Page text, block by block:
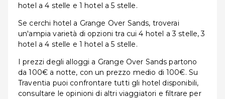
hotel a 4 stelle e 1 hotel a 5 stelle.
Se cerchi hotel a Grange Over Sands, troverai
un'ampia varietà di opzioni tra cui 4 hotel a 3 stelle, 3
hotel a 4 stelle e 1 hotel a 5 stelle.
I prezzi degli alloggi a Grange Over Sands partono
da 100€ a notte, con un prezzo medio di 100€. Su
Traventia puoi confrontare tutti gli hotel disponibili,
consultare le opinioni di altri viaggiatori e filtrare per